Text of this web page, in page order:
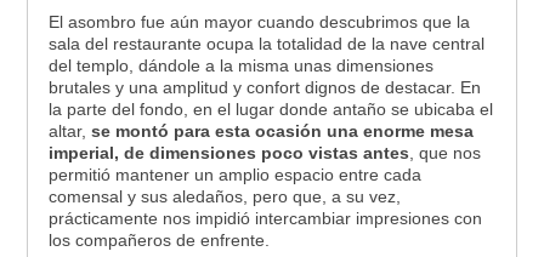
El asombro fue aún mayor cuando descubrimos que la
sala del restaurante ocupa la totalidad de la nave central
del templo, dándole a la misma unas dimensiones
brutales y una amplitud y confort dignos de destacar. En
la parte del fondo, en el lugar donde antaño se ubicaba el
altar, se montó para esta ocasión una enorme mesa
imperial, de dimensiones poco vistas antes , que nos
permitió mantener un amplio espacio entre cada
comensal y sus aledaños, pero que, a su vez,
prácticamente nos impidió intercambiar impresiones con
los compañeros de enfrente.